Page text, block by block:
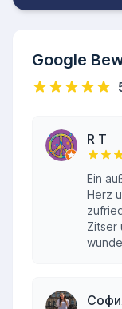
Google
R T
Ein
Herz
Zitser